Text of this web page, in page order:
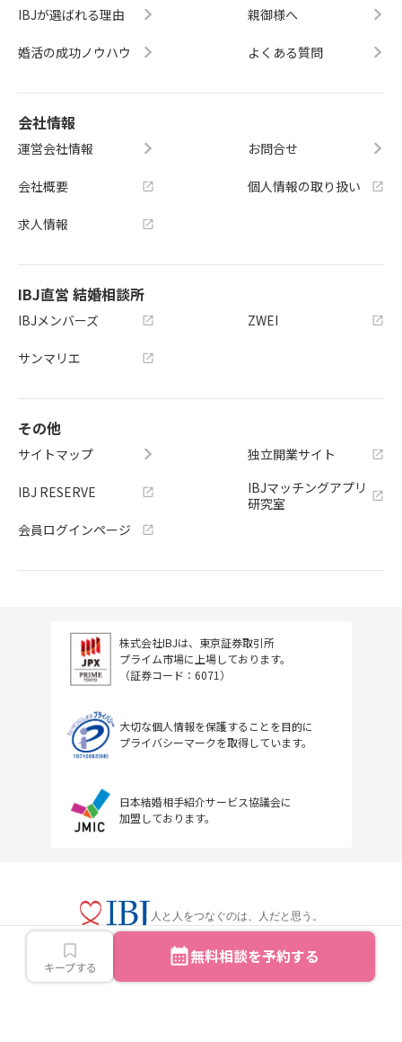
キープする 無料相談を予約する
IBJが選ばれる理由
婚活の成功ノウハウ
親御様へ
よくある質問
会社情報
運営会社情報
会社概要
求人情報
お問合せ
個人情報の取り扱い
IBJ直営 結婚相談所
IBJメンバーズ
サンマリエ
ZWEI
その他
サイトマップ
IBJ RESERVE
会員ログインページ
独立開業サイト
IBJマッチングアプリ
研究室
株式会社IBJは、東京証券取引所
プライム市場に上場しております。
（証券コード：6071）
大切な個人情報を保護することを目的に
プライバシーマークを取得しています。
日本結婚相手紹介サービス協議会に
加盟しております。
人と人をつなぐのは、人だと思う。